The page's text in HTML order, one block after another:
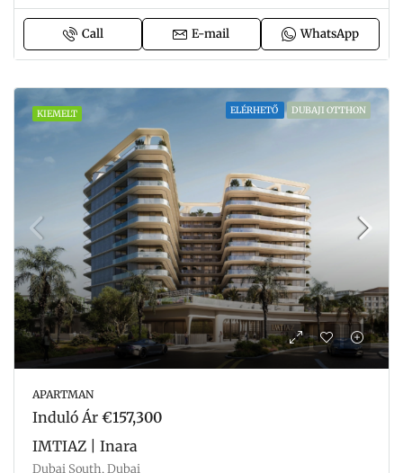
Call E-mail WhatsApp
KIEMELT ELÉRHETŐ DUBAJI OTTHON
APARTMAN
Induló Ár €157,300
IMTIAZ | Inara
Dubai South, Dubai